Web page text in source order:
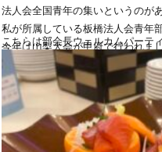
法人会全国青年の集いというのが
私が所属している板橋法人会青年
今年は山梨大会が甲府で行われま
こちらは部会長ウェルカムパーテ